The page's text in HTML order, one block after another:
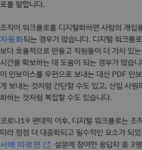
로를 말합니다.
조직이 워크플로를 디지털화하면 사람의 개입
자동화되는 경우가 많습니다. 디지털 워크플
보다 효율적으로 만들고 직원들이 더 가치 있
시간을 확보하는 데 도움이 되는 경우가 많습
이 인보이스를 우편으로 보내는 대신 PDF 인
게 보내는 것처럼 간단할 수도 있고, 신입 사원
화하는 것처럼 복잡할 수도 있습니다.
코로나19 팬데믹 이후, 디지털 워크플로는 조
따라 점점 더 대중화되고 필수적인 요소가 되
서에 따르면
설문에 참여한 응답자 중 3